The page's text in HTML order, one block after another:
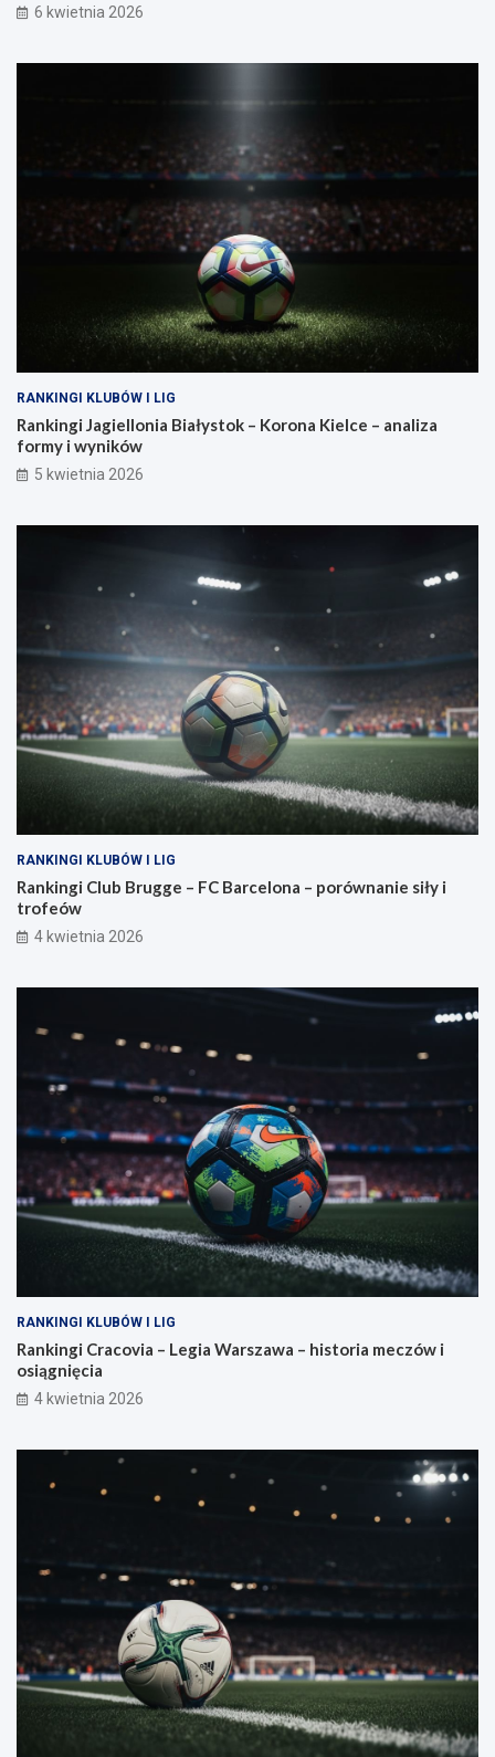
6 kwietnia 2026
RANKINGI KLUBÓW I LIG
Rankingi Jagiellonia Białystok – Korona Kielce – analiza
formy i wyników
5 kwietnia 2026
RANKINGI KLUBÓW I LIG
Rankingi Club Brugge – FC Barcelona – porównanie siły i
trofeów
4 kwietnia 2026
RANKINGI KLUBÓW I LIG
Rankingi Cracovia – Legia Warszawa – historia meczów i
osiągnięcia
4 kwietnia 2026